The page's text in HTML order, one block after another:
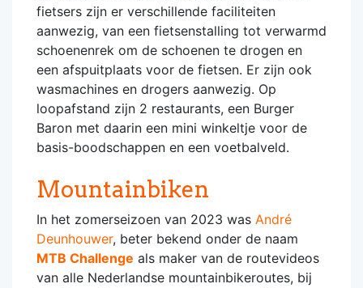
fietsers zijn er verschillende faciliteiten
aanwezig, van een fietsenstalling tot verwarmd
schoenenrek om de schoenen te drogen en
een afspuitplaats voor de fietsen. Er zijn ook
wasmachines en drogers aanwezig. Op
loopafstand zijn 2 restaurants, een Burger
Baron met daarin een mini winkeltje voor de
basis-boodschappen en een voetbalveld.
Mountainbiken
In het zomerseizoen van 2023 was André
Deunhouwer, beter bekend onder de naam
MTB Challenge als maker van de routevideos
van alle Nederlandse mountainbikeroutes, bij